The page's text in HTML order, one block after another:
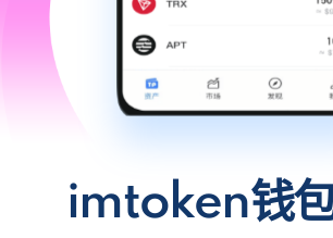
imtoken钱